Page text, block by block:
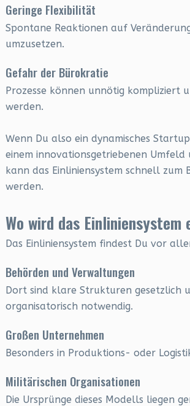
Geringe Flexibilität
Spontane Reaktionen auf
umzusetzen.
Gefahr der Bürokratie
Prozesse können unnötig kompliziert
werden.
Wenn Du also ein dynamisches
einem innovationsgetriebenen Umfeld
kann das Einliniensystem schnell zum
werden.
Wo wird das
Das Einliniensystem findest Du vor
Behörden und Verwaltungen
Dort sind klare Strukturen gesetzlich
organisatorisch notwendig.
Großen Unternehmen
Besonders in Produktions- oder
Militärischen Organisationen
Die Ursprünge dieses Modells liegen